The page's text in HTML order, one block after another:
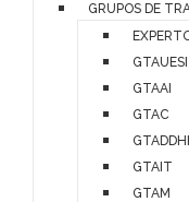
GRUPOS DE
GTAUESI
GTAAI
GTAC
GTAIT
GTAM